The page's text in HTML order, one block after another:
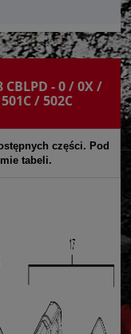
- 0 / 0X /
/ 502C
części. Pod
tabeli.